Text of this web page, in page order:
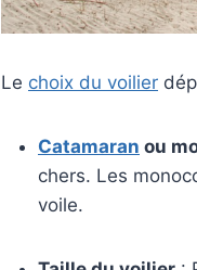
Le choix du voilier
Catamaran ou
chers. Les
voile.